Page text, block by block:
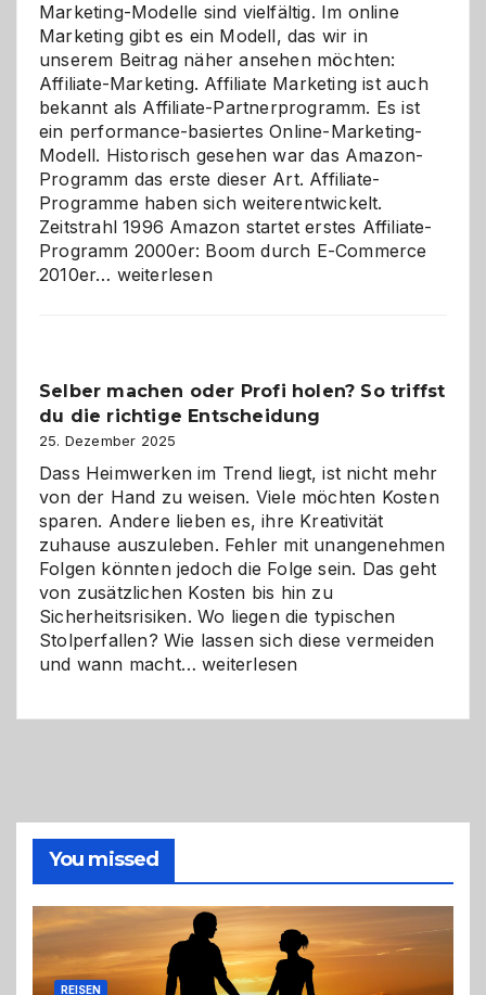
Marketing-Modelle sind vielfältig. Im online
Marketing gibt es ein Modell, das wir in
unserem Beitrag näher ansehen möchten:
Affiliate-Marketing. Affiliate Marketing ist auch
bekannt als Affiliate-Partnerprogramm. Es ist
ein performance-basiertes Online-Marketing-
Modell. Historisch gesehen war das Amazon-
Programm das erste dieser Art. Affiliate-
Programme haben sich weiterentwickelt.
Zeitstrahl 1996 Amazon startet erstes Affiliate-
Programm 2000er: Boom durch E-Commerce
2010er… Affiliate-
Herausforderungen
und
Zukunft
weiterlesen
Selber machen oder Profi holen? So triffst
du die richtige Entscheidung
25. Dezember 2025
Dass Heimwerken im Trend liegt, ist nicht mehr
von der Hand zu weisen. Viele möchten Kosten
sparen. Andere lieben es, ihre Kreativität
zuhause auszuleben. Fehler mit unangenehmen
Folgen könnten jedoch die Folge sein. Das geht
von zusätzlichen Kosten bis hin zu
Sicherheitsrisiken. Wo liegen die typischen
Stolperfallen? Wie lassen sich diese vermeiden
und wann macht…Selber
richtige
Entscheidung
weiterlesen
You missed
REISEN